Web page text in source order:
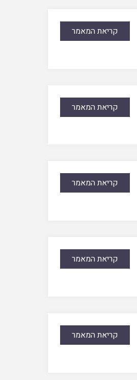
קריאת המאמר
קריאת המאמר
קריאת המאמר
קריאת המאמר
קריאת המאמר